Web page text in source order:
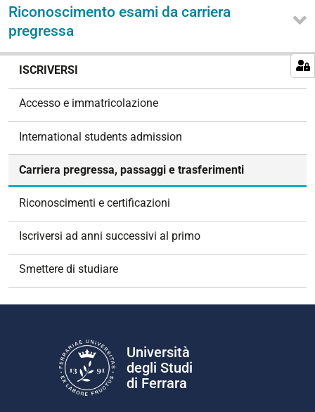
Riconoscimento esami da carriera
pregressa
ISCRIVERSI
Accesso e immatricolazione
International students admission
Carriera pregressa, passaggi e trasferimenti
Riconoscimenti e certificazioni
Iscriversi ad anni successivi al primo
Smettere di studiare
Università
degli Studi
di Ferrara